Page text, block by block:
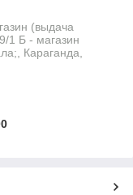
(выдача
1 Б - магазин
Караганда,